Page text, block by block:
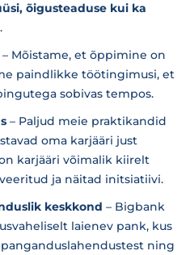
õigusteaduse kui ka
.
– Mõistame, et õppimine on
paindlikke töötingimusi, et
sobivas tempos.
– Paljud meie praktikandid
oma karjääri just
karjääri võimalik kiirelt
ja näitad initsiatiivi.
keskkond – Bigbank
laienev pank, kus
ning